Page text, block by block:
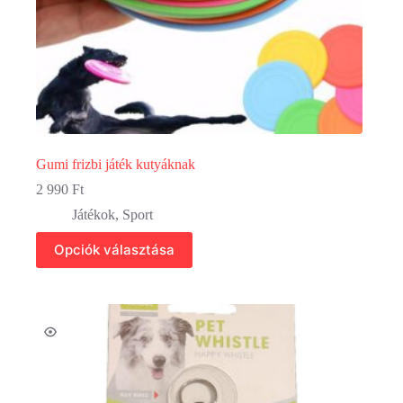
Gumi frizbi játék kutyáknak
2 990 Ft
Játékok, Sport
Opciók választása
Ennek
terméknek
A
termékoldalon